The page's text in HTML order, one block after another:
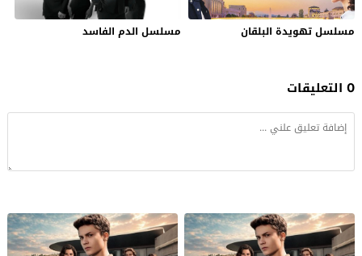
مسلسل تهويدة البلقان مسلسل الدم الفاسد
0 التعليقات